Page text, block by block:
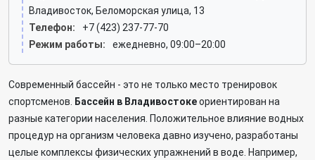
Владивосток, Беломорская улица, 13
Телефон:
+7 (423) 237-77-70
Режим работы:
ежедневно, 09:00–20:00
Современный бассейн - это не только место тренировок
спортсменов.
Бассейн в Владивостокеориентирован на
разные категории населения. Положительное влияние водных
процедур на организм человека давно изучено, разработаны
целые комплексы физических упражнений в воде. Например,